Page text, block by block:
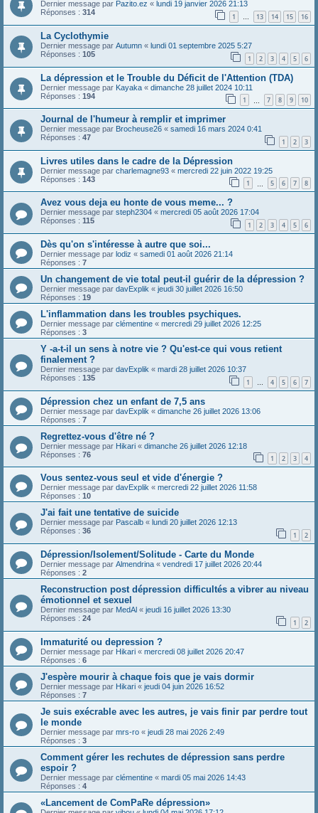
Dernier message par Pazito.ez « lundi 19 janvier 2026 21:13
Réponses : 314 1 … 13 14 15 16
La Cyclothymie
Dernier message par Autumn « lundi 01 septembre 2025 5:27
Réponses : 105 1 2 3 4 5 6
La dépression et le Trouble du Déficit de l'Attention (TDA)
Dernier message par Kayaka « dimanche 28 juillet 2024 10:11
Réponses : 194 1 7 8 9 10
Journal de l'humeur à remplir et imprimer
Dernier message par Brocheuse26 « samedi 16 mars 2024 0:41
Réponses : 47 1 2 3
Livres utiles dans le cadre de la Dépression
Dernier message par charlemagne93 « mercredi 22 juin 2022 19:25
Réponses : 143 1 5 6 7 8
Avez vous deja eu honte de vous meme... ?
Dernier message par steph2304 « mercredi 05 août 2026 17:04
Réponses : 115 1 2 3 4 5 6
Dès qu'on s'intéresse à autre que soi...
Dernier message par lodiz « samedi 01 août 2026 21:14
Réponses : 7
Un changement de vie total peut-il guérir de la dépression ?
Dernier message par davExplik « jeudi 30 juillet 2026 16:50
Réponses : 19
L'inflammation dans les troubles psychiques.
Dernier message par clémentine « mercredi 29 juillet 2026 12:25
Réponses : 3
Y -a-t-il un sens à notre vie ? Qu'est-ce qui vous retient
finalement ?
Dernier message par davExplik « mardi 28 juillet 2026 10:37
Réponses : 135 1 … 4 5 6 7
Dépression chez un enfant de 7,5 ans
Dernier message par davExplik « dimanche 26 juillet 2026 13:06
Réponses : 7
Regrettez-vous d'être né ?
Dernier message par Hikari « dimanche 26 juillet 2026 12:18
Réponses : 76 1 2 3 4
Vous sentez-vous seul et vide d'énergie ?
Dernier message par davExplik « mercredi 22 juillet 2026 11:58
Réponses : 10
J'ai fait une tentative de suicide
Dernier message par Pascalb « lundi 20 juillet 2026 12:13
Réponses : 36 1 2
Dépression/Isolement/Solitude - Carte du Monde
Dernier message par Almendrina « vendredi 17 juillet 2026 20:44
Réponses : 2
Reconstruction post dépression difficultés a vibrer au niveau
émotionnel et sexuel
Dernier message par MedAl « jeudi 16 juillet 2026 13:30
Réponses : 24 1 2
Immaturité ou depression ?
Dernier message par Hikari « mercredi 08 juillet 2026 20:47
Réponses : 6
J'espère mourir à chaque fois que je vais dormir
Dernier message par Hikari « jeudi 04 juin 2026 16:52
Réponses : 7
Je suis exécrable avec les autres, je vais finir par perdre tout
le monde
Dernier message par mrs-ro « jeudi 28 mai 2026 2:49
Réponses : 3
Comment gérer les rechutes de dépression sans perdre
espoir ?
Dernier message par clémentine « mardi 05 mai 2026 14:43
Réponses : 4
«Lancement de ComPaRe dépression»